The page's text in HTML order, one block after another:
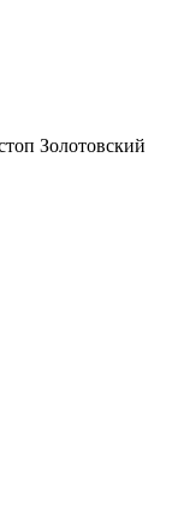
Золотовский